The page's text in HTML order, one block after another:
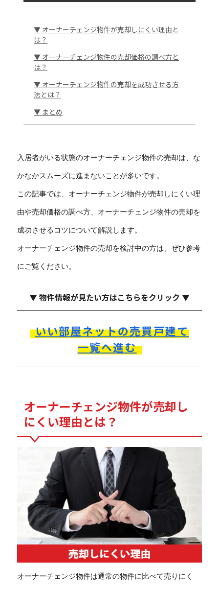
▼ オーナーチェンジ物件が売却しにくい理由と
は？
▼ オーナーチェンジ物件の売却価格の調べ方と
は？
▼ オーナーチェンジ物件の売却を成功させる方
法とは？
▼ まとめ
入居者がいる状態のオーナーチェンジ物件の売却は、な
かなかスムーズに進まないことが多いです。
この記事では、オーナーチェンジ物件が売却しにくい理
由や売却価格の調べ方、オーナーチェンジ物件の売却を
成功させるコツについて解説します。
オーナーチェンジ物件の売却を検討中の方は、ぜひ参考
にご覧ください。
▼ 物件情報が見たい方はこちらをクリック ▼
いい部屋ネットの売買戸建て
一覧へ進む
オーナーチェンジ物件が売却し
にくい理由とは？
オーナーチェンジ物件は通常の物件に比べて売りにく